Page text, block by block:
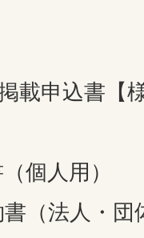
載申込書【
個人用）
（法人・団